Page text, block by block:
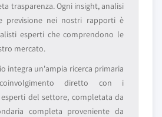
trasparenza. Ogni insight, analisi
previsione nei nostri rapporti è
esperti che comprendono le
mercato.
integra un'ampia ricerca primaria
diretto con i
del settore, completata da
completa proveniente da